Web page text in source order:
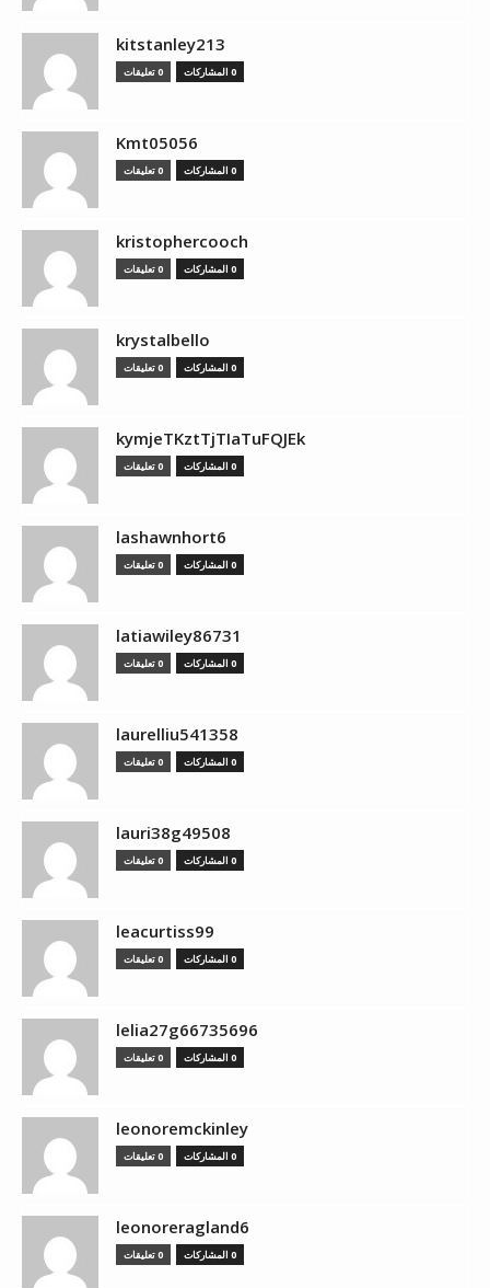
kitstanley213
0 المشاركات 0 تعليقات
Kmt05056
0 المشاركات 0 تعليقات
kristophercooch
0 المشاركات 0 تعليقات
krystalbello
0 المشاركات 0 تعليقات
kymjeTKztTjTIaTuFQJEk
0 المشاركات 0 تعليقات
lashawnhort6
0 المشاركات 0 تعليقات
latiawiley86731
0 المشاركات 0 تعليقات
laurelliu541358
0 المشاركات 0 تعليقات
lauri38g49508
0 المشاركات 0 تعليقات
leacurtiss99
0 المشاركات 0 تعليقات
lelia27g66735696
0 المشاركات 0 تعليقات
leonoremckinley
0 المشاركات 0 تعليقات
leonoreragland6
0 المشاركات 0 تعليقات